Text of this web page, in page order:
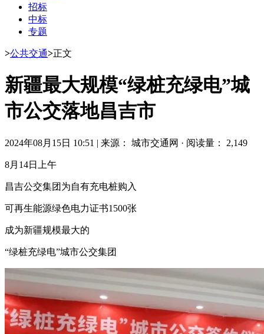
招标
中标
专题
>公共交通>正文
新疆最大规模“绿桩充绿电”城
市公交落地昌吉市
2024年08月15日 10:51 | 来源： 城市交通网 · 阅读量： 2,149
8月14日上午
昌吉公交集团为自有充电桩购入
可再生能源绿色电力证书1500张
成为新疆规模最大的
“绿桩充绿电”城市公交集团